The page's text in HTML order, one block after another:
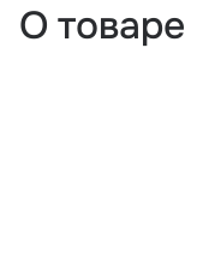
О товаре